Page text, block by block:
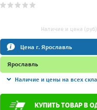
Наличие и цена
Цена г. Ярославль
Ярославль
Наличие и цены на всех
КУПИТЬ ТОВАР В